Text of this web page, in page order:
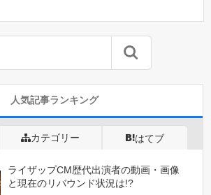
人気記事ランキング
カテゴリー はてブ
ライザップCM歴代出演者の動画・画像
と現在のリバウンド状況は!?